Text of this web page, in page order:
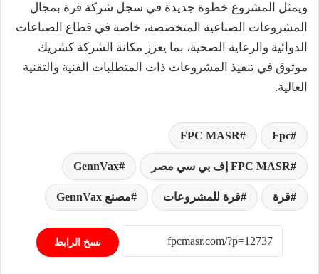
ويمثل المشروع خطوة جديدة في سجل شركة قرة بمجال
المشروعات الصناعية المتخصصة، خاصة في قطاع الصناعات
الدوائية والرعاية الصحية، بما يعزز مكانة الشركة كشريك
موثوق في تنفيذ المشروعات ذات المتطلبات الفنية والتقنية
العالية.
Fpc
FPC MASR
FPC MASR إف بي سي مصر GennVax
قرة قرة للمشروعات مصنع GennVax
نسخ الرابط